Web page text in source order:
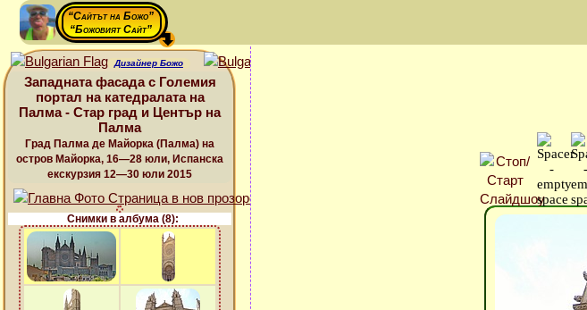
“Сайтът на Божо”
“Божовият Сайт”
Дизайнер Божо
Западната фасада с Големия
портал на катедралата на
Палма - Стар град и Център на
Палма
Град Палма де Майорка (Палма) на
остров Майорка, 16—28 юли, Испанска
екскурзия 12—30 юли 2015
Снимки в албума (8):